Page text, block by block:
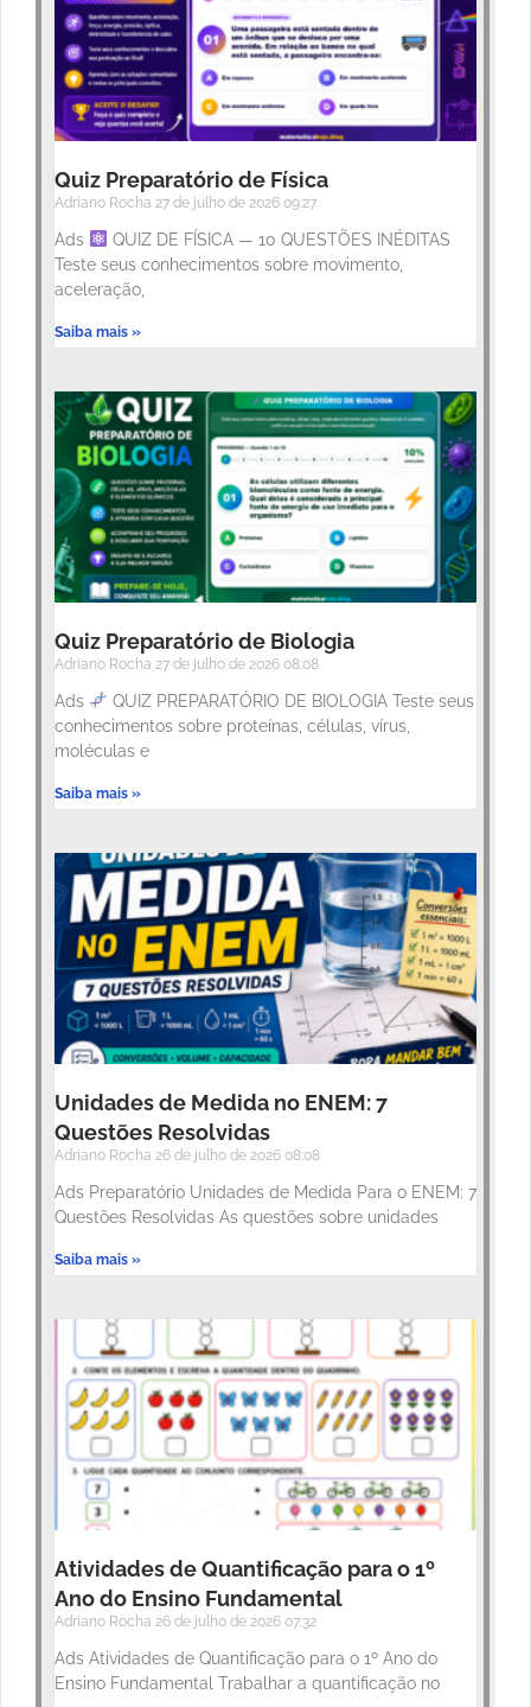
Quiz Preparatório de Física
Adriano Rocha 27 de julho de 2026 09:27
Ads
QUIZ DE FÍSICA — 10 QUESTÕES INÉDITAS
Teste seus conhecimentos sobre movimento,
aceleração,
Saiba mais »
Quiz Preparatório de Biologia
Adriano Rocha 27 de julho de 2026 08:08
Ads
QUIZ PREPARATÓRIO DE BIOLOGIA Teste seus
conhecimentos sobre proteínas, células, vírus,
moléculas e
Saiba mais »
Unidades de Medida no ENEM: 7
Questões Resolvidas
Adriano Rocha 26 de julho de 2026 08:08
Ads Preparatório Unidades de Medida Para o ENEM: 7
Questões Resolvidas As questões sobre unidades
Saiba mais »
Atividades de Quantificação para o 1º
Ano do Ensino Fundamental
Adriano Rocha 26 de julho de 2026 07:32
Ads Atividades de Quantificação para o 1º Ano do
Ensino Fundamental Trabalhar a quantificação no